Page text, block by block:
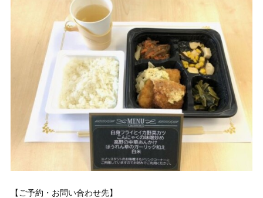
【ご予約・お問い合わせ先】